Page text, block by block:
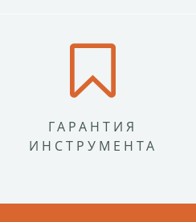
ГАРАНТИЯ
ИНСТРУМЕНТА